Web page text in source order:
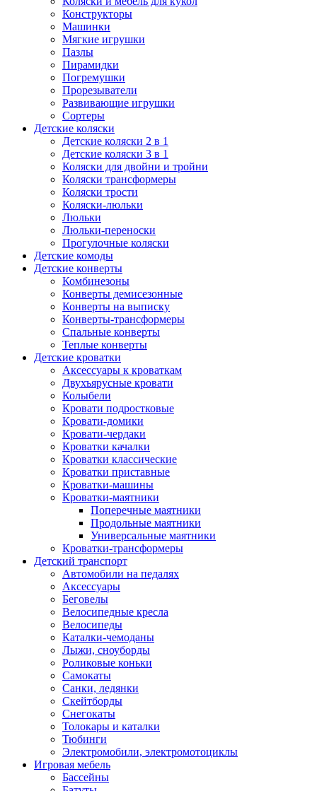
Конструкторы
Машинки
Мягкие игрушки
Пазлы
Пирамидки
Погремушки
Прорезыватели
Развивающие игрушки
Сортеры
Детские коляски
Детские коляски 2 в 1
Детские коляски 3 в 1
Коляски для двойни и тройни
Коляски трансформеры
Коляски трости
Коляски-люльки
Люльки
Люльки-переноски
Прогулочные коляски
Детские комоды
Детские конверты
Комбинезоны
Конверты демисезонные
Конверты на выписку
Конверты-трансформеры
Спальные конверты
Теплые конверты
Детские кроватки
Аксессуары к кроваткам
Двухъярусные кровати
Колыбели
Кровати подростковые
Кровати-домики
Кровати-чердаки
Кроватки качалки
Кроватки классические
Кроватки приставные
Кроватки-машины
Кроватки-маятники
Поперечные маятники
Продольные маятники
Универсальные маятники
Кроватки-трансформеры
Детский транспорт
Автомобили на педалях
Аксессуары
Беговелы
Велосипедные кресла
Велосипеды
Каталки-чемоданы
Лыжи, сноуборды
Роликовые коньки
Самокаты
Санки, ледянки
Скейтборды
Снегокаты
Толокары и каталки
Тюбинги
Электромобили, электромотоциклы
Игровая мебель
Бассейны